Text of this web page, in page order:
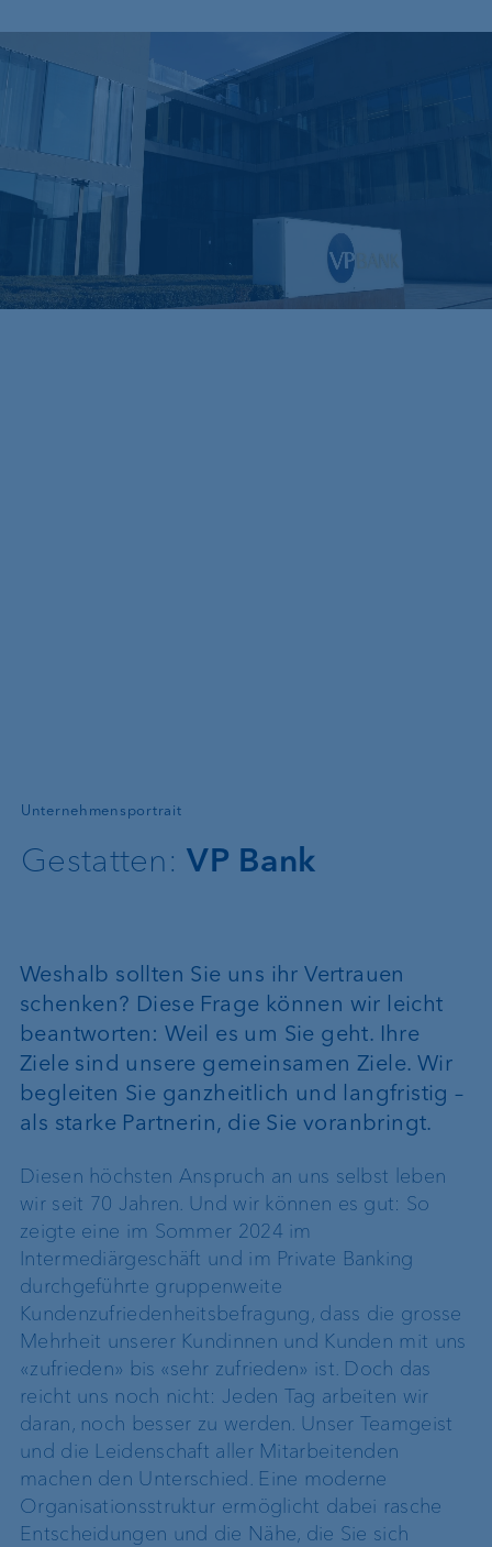
Unternehmensportrait
—
Gestatten:VP Bank
Weshalb sollten Sie uns ihr Vertrauen
schenken? Diese Frage können wir leicht
beantworten: Weil es um Sie geht. Ihre
Ziele sind unsere gemeinsamen Ziele. Wir
begleiten Sie ganzheitlich und langfristig –
als starke Partnerin, die Sie voranbringt.
Diesen höchsten Anspruch an uns selbst leben
wir seit 70 Jahren. Und wir können es gut: So
zeigte eine im Sommer 2024 im
Intermediärgeschäft und im Private Banking
durchgeführte gruppenweite
Kundenzufriedenheitsbefragung, dass die grosse
Mehrheit unserer Kundinnen und Kunden mit uns
«zufrieden» bis «sehr zufrieden» ist. Doch das
reicht uns noch nicht: Jeden Tag arbeiten wir
daran, noch besser zu werden. Unser Teamgeist
und die Leidenschaft aller Mitarbeitenden
machen den Unterschied. Eine moderne
Organisationsstruktur ermöglicht dabei rasche
Entscheidungen und die Nähe, die Sie sich